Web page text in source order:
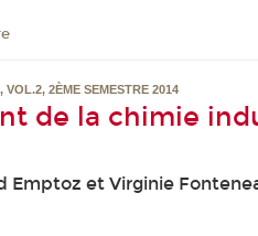
2ÈME SEMESTRE 2014
de la chimie
Emptoz et Virginie